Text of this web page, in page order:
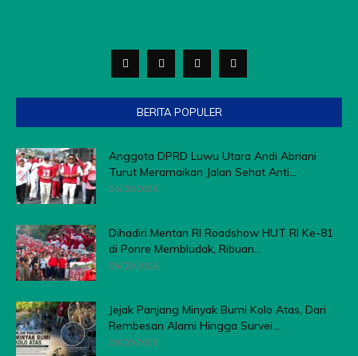
BERITA POPULER
Anggota DPRD Luwu Utara Andi Abriani
Turut Meramaikan Jalan Sehat Anti...
04/08/2026
Dihadiri Mentan RI Roadshow HUT RI Ke-81
di Ponre Membludak, Ribuan...
09/08/2026
Jejak Panjang Minyak Bumi Kolo Atas, Dari
Rembesan Alami Hingga Survei...
09/08/2026